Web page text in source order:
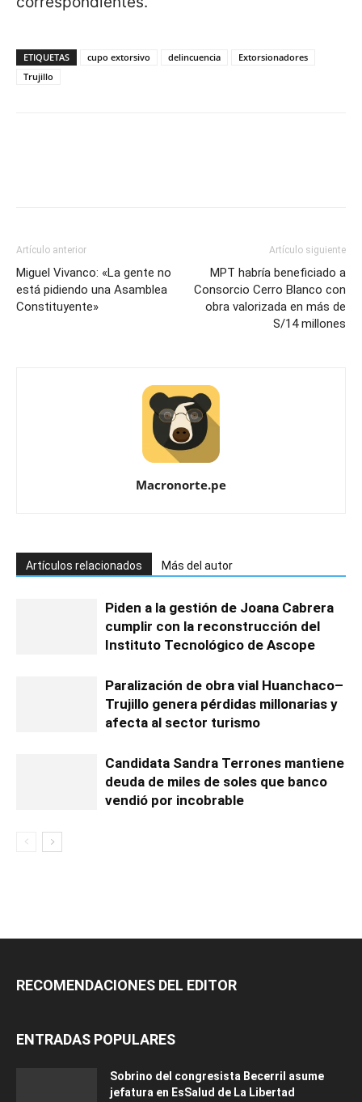
ETIQUETAS cupo extorsivo delincuencia
Extorsionadores
Trujillo
Artículo anterior
Miguel Vivanco: «La gente no
está pidiendo una Asamblea
Constituyente»
Artículo siguiente
MPT habría beneficiado a
Consorcio Cerro Blanco con
obra valorizada en más de
S/14 millones
Macronorte.pe
Artículos relacionados Más del autor
Piden a la gestión de Joana Cabrera
cumplir con la reconstrucción del
Instituto Tecnológico de Ascope
Paralización de obra vial Huanchaco–
Trujillo genera pérdidas millonarias y
afecta al sector turismo
Candidata Sandra Terrones mantiene
deuda de miles de soles que banco
vendió por incobrable
RECOMENDACIONES DEL EDITOR
ENTRADAS POPULARES
Sobrino del congresista Becerril asume
jefatura en EsSalud de La Libertad